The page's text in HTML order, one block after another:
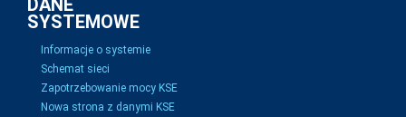
DANE
SYSTEMOWE
Informacje o systemie
Schemat sieci
Zapotrzebowanie mocy KSE
Nowa strona z danymi KSE